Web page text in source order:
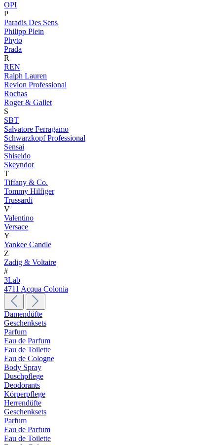
OPI
P
Paradis Des Sens
Philipp Plein
Phyto
Prada
R
REN
Ralph Lauren
Revlon Professional
Rochas
Roger & Gallet
S
SBT
Salvatore Ferragamo
Schwarzkopf Professional
Sensai
Shiseido
Skeyndor
T
Tiffany & Co.
Tommy Hilfiger
Trussardi
V
Valentino
Versace
Y
Yankee Candle
Z
Zadig & Voltaire
#
3Lab
4711 Acqua Colonia
Damendüfte
Geschenksets
Parfum
Eau de Parfum
Eau de Toilette
Eau de Cologne
Body Spray
Duschpflege
Deodorants
Körperpflege
Herrendüfte
Geschenksets
Parfum
Eau de Parfum
Eau de Toilette